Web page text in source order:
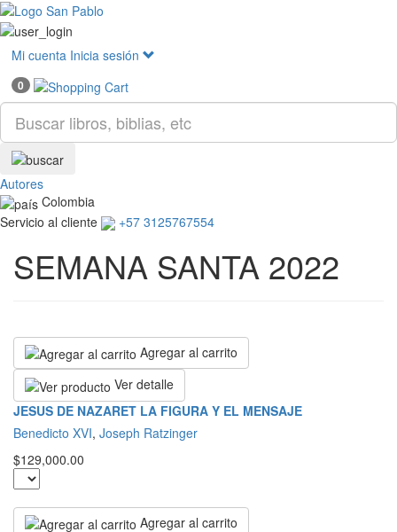
Mi cuenta Inicia sesión
0
Autores
Colombia
Servicio al cliente
+57 3125767554
SEMANA SANTA 2022
Agregar al carrito
Ver detalle
JESUS DE NAZARET LA FIGURA Y EL MENSAJE
Benedicto XVI, Joseph Ratzinger
$129,000.00
Agregar al carrito